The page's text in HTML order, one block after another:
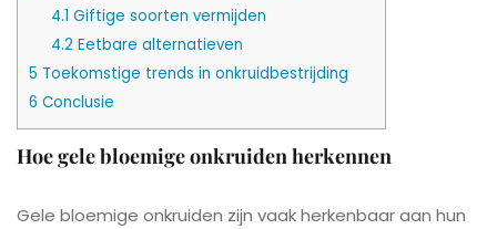
4.1 Giftige soorten vermijden
4.2 Eetbare alternatieven
5 Toekomstige trends in onkruidbestrijding
6 Conclusie
Hoe gele bloemige onkruiden herkennen
Gele bloemige onkruiden zijn vaak herkenbaar aan hun